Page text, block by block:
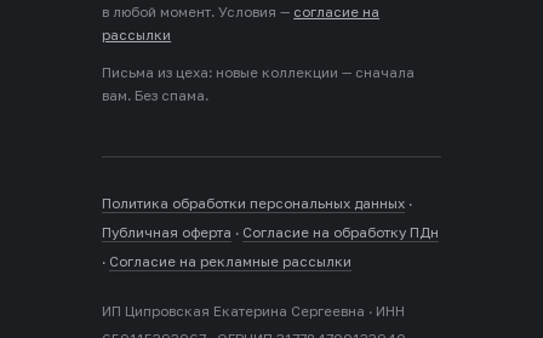
в любой момент. Условия — согласие на
рассылки
Письма из цеха: новые коллекции — сначала
вам. Без спама.
Политика обработки персональных данных ·
Публичная оферта · Согласие на обработку ПДн
· Согласие на рекламные рассылки
ИП Ципровская Екатерина Сергеевна · ИНН